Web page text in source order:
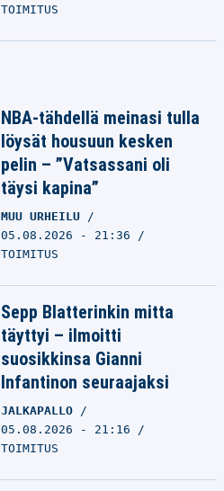
TOIMITUS
NBA-tähdellä meinasi tulla
löysät housuun kesken
pelin – ”Vatsassani oli
täysi kapina”
MUU URHEILU
05.08.2026 - 21:36
TOIMITUS
Sepp Blatterinkin mitta
täyttyi – ilmoitti
suosikkinsa Gianni
Infantinon seuraajaksi
JALKAPALLO
05.08.2026 - 21:16
TOIMITUS